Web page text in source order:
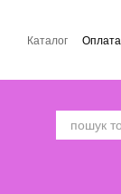
Каталог Оплата